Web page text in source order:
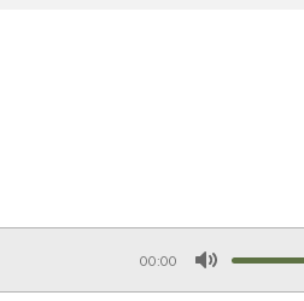
00:00
M